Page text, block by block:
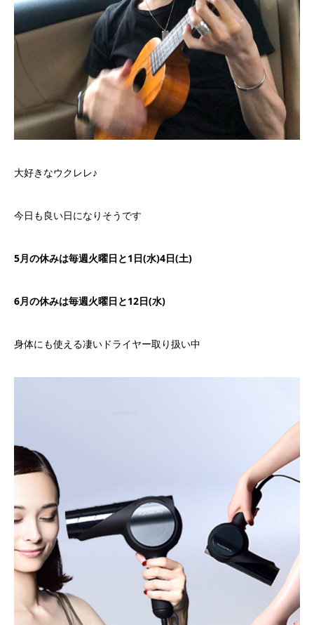
大好きなウクレレ♪
今日も良い日になりそうです
5月の休みは毎週火曜日と1日(水)4日(土)
6月の休みは毎週火曜日と12日(水)
身体にも使える凄いドライヤー取り扱い中